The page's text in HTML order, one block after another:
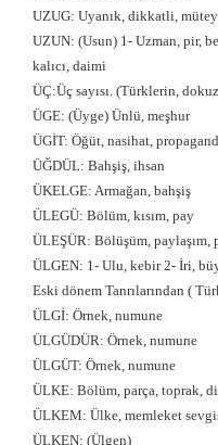
UZUG: Uyanık, dikkatli,
UZUN: (Usun) 1- Uzman, pir,
kalıcı, daimi
ÜÇ:Üç sayısı. (Türklerin,
ÜGE: (Üyge) Ünlü, meşhur
ÜGİT: Öğüt, nasihat,
ÜĞDÜL: Bahşiş, ihsan
ÜKELGE: Armağan, bahşiş
ÜLEGÜ: Bölüm, kısım, pay
ÜLEŞÜR: Bölüşüm, paylaşım,
ÜLGEN: 1- Ulu, kebir 2- İri,
Eski dönem Tanrılarından (
ÜLGİ: Örnek, numune
ÜLGÜDÜR: Örnek, numune
ÜLGÜT: Örnek, numune
ÜLKE: Bölüm, parça, toprak,
ÜLKEM: Ülke, memleket
ÜLKEN: (Ülgen)